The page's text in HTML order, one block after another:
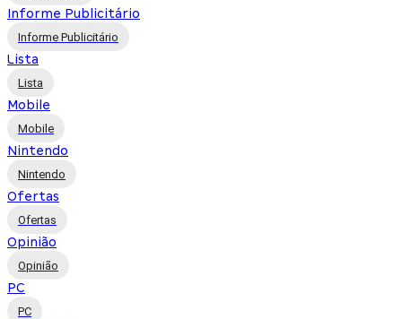
Informe Publicitário
Informe Publicitário
Lista
Lista
Mobile
Mobile
Nintendo
Nintendo
Ofertas
Ofertas
Opinião
Opinião
PC
PC